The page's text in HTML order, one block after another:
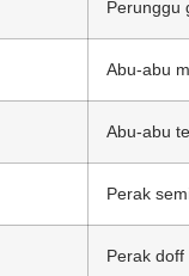
Perunggu
Abu-abu
Abu-abu
Perak
Perak